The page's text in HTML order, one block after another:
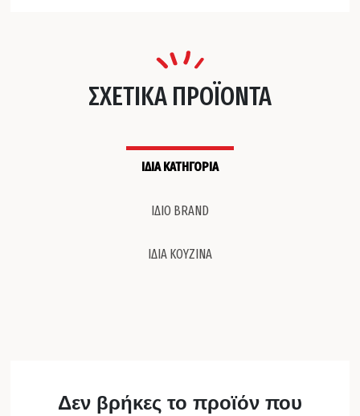
ΣΧΕΤΙΚΑ ΠΡΟΪΟΝΤΑ
ΙΔΙΑ ΚΑΤΗΓΟΡΙΑ
ΙΔΙΟ BRAND
ΙΔΙΑ ΚΟΥΖΙΝΑ
Δεν βρήκες το προϊόν που